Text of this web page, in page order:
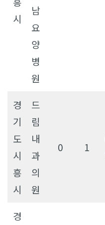
시
남
요
양
병
원
경
기
도
시
흥
시
드
림
내
과
의
원
0 1
경